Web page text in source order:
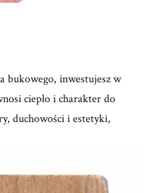
bukowego, inwestujesz w
ciepło i charakter do
duchowości i estetyki,